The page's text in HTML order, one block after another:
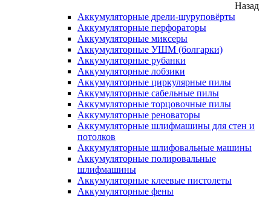
Назад
Аккумуляторные дрели-шуруповёрты
Аккумуляторные перфораторы
Аккумуляторные миксеры
Аккумуляторные УШМ (болгарки)
Аккумуляторные рубанки
Аккумуляторные лобзики
Аккумуляторные циркулярные пилы
Аккумуляторные сабельные пилы
Аккумуляторные торцовочные пилы
Аккумуляторные реноваторы
Аккумуляторные шлифмашины для стен и
потолков
Аккумуляторные шлифовальные машины
Аккумуляторные полировальные
шлифмашины
Аккумуляторные клеевые пистолеты
Аккумуляторные фены